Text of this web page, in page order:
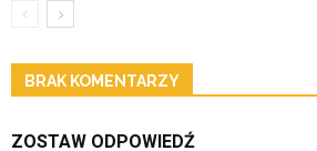
BRAK KOMENTARZY
ZOSTAW ODPOWIEDŹ